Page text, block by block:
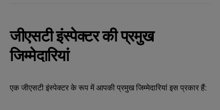
जीएसटी इंस्पेक्टर की प्रमुख
जिम्मेदारियां
एक जीएसटी इंस्पेक्टर के रूप में आपकी प्रमुख जिम्मेदारियां इस प्रकार हैं: